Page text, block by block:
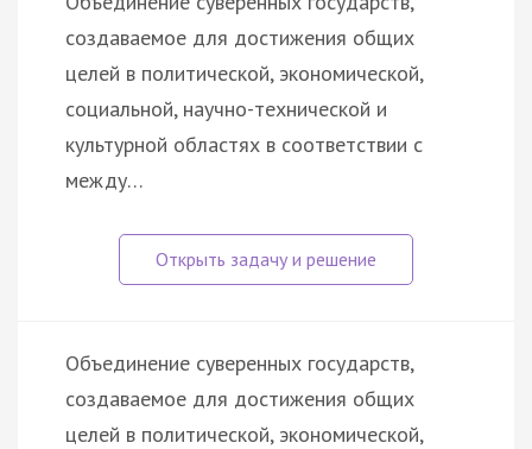
создаваемое для достижения общих
целей в политической, экономической,
социальной, научно-технической и
культурной областях в соответствии с
между…
Объединение суверенных государств,
создаваемое для достижения общих
целей в политической, экономической,